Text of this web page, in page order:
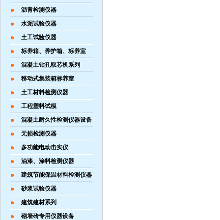
沥青检测仪器
水泥试验仪器
土工试验仪器
标养箱、养护箱、标养室
混凝土钻孔取芯机系列
移动式集装箱标养室
土工材料检测仪器
工程塑料试模
混凝土耐久性检测仪器设备
无损检测仪器
多功能电动击实仪
油漆、涂料检测仪器
建筑节能保温材料检测仪器
砂浆试验仪器
建筑建材系列
砌墙砖专用仪器设备